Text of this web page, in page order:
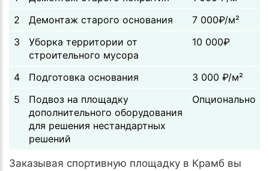
2
Демонтаж старого основания
7 000₽/м²
3
Уборка территории от
строительного мусора
10 000₽
4 Подготовка основания
3 000 ₽/м²
5
Подвоз на площадку
дополнительного оборудования
для решения нестандартных
решений
Опционально
Заказывая спортивную площадку в Крамб вы